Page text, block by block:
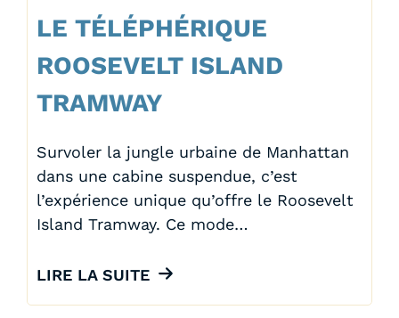
LE TÉLÉPHÉRIQUE
ROOSEVELT ISLAND
TRAMWAY
Survoler la jungle urbaine de Manhattan
dans une cabine suspendue, c’est
l’expérience unique qu’offre le Roosevelt
Island Tramway. Ce mode…
LIRE LA SUITE